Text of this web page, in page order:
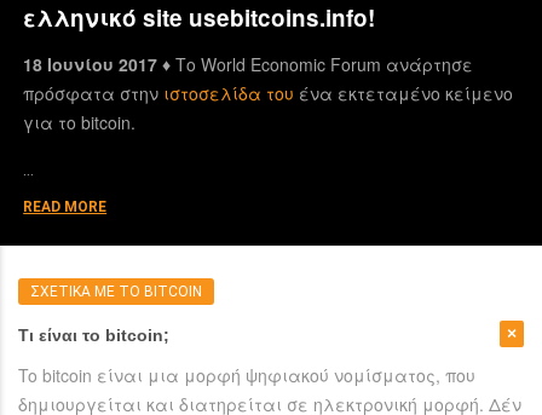
ελληνικό site usebitcoins.info!
18 Ιουνίου 2017 ♦Το World Economic Forum ανάρτησε
πρόσφατα στην ιστοσελίδα του ένα εκτεταμένο κείμενο
για το bitcoin.
READ MORE
ΣΧΕΤΙΚΑ ΜΕ ΤΟ BITCOIN
Τι είναι το bitcoin;
To bitcoin είναι μια μορφή ψηφιακού νομίσματος, που
δημιουργείται και διατηρείται σε ηλεκτρονική μορφή. Δέν